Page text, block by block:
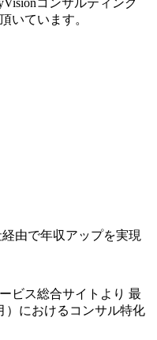
ィングファームや総合
クトワークが可能 総合
り、全方位のクライア
ェーズに関わることが
験者の場合は、自らチ
の顧客基盤、エンジニ
い事業立ち上げが経験
(19:20開場) 2026年8
コンサルティング
いています。
由で年収アップを実現
ビス総合サイトより 最
）におけるコンサル特化